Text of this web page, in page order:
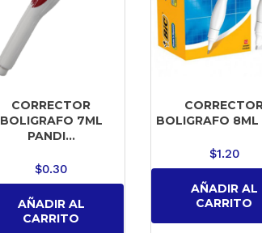
CORRECTOR
BOLIGRAFO 7ML
PANDI...
$0.30
AÑADIR AL
CARRITO
BOLIGRAFO 8ML
$1.20
AÑADIR AL
CARRITO